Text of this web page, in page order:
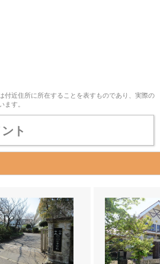
近住所に所在することを表すものであり、実際の
ます。
ト